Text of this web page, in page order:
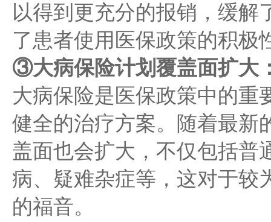
以得到更充分的报销，缓解
了患者使用医保政策的积极
③大病保险计划覆盖面扩大
大病保险是医保政策中的重
健全的治疗方案。随着最新
盖面也会扩大，不仅包括普
病、疑难杂症等，这对于较
的福音。